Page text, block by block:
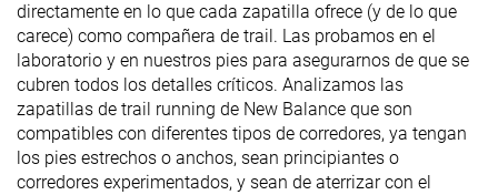
directamente en lo que cada zapatilla ofrece (y de lo que
carece) como compañera de trail. Las probamos en el
laboratorio y en nuestros pies para asegurarnos de que se
cubren todos los detalles críticos. Analizamos las
zapatillas de trail running de New Balance que son
compatibles con diferentes tipos de corredores, ya tengan
los pies estrechos o anchos, sean principiantes o
corredores experimentados, y sean de aterrizar con el